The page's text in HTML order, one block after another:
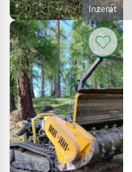
Inzerát